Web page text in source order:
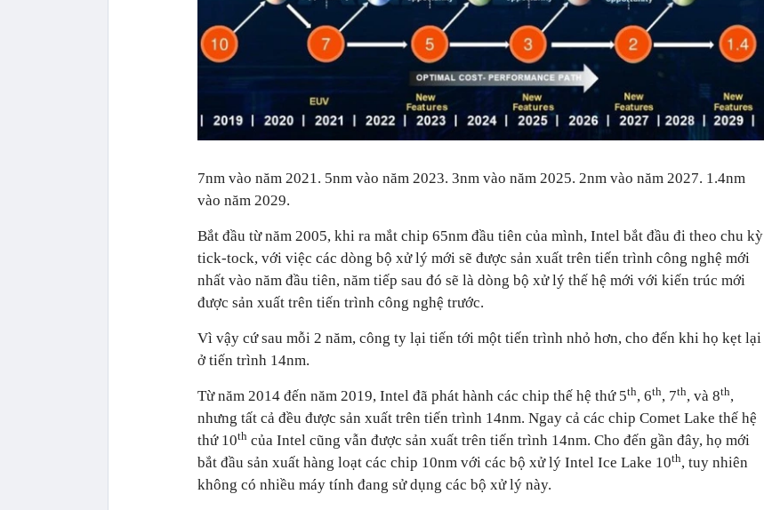
7nm vào năm 2021. 5nm vào năm 2023. 3nm vào năm 2025. 2nm vào năm 2027. 1.4nm
vào năm 2029.
Bắt đầu từ năm 2005, khi ra mắt chip 65nm đầu tiên của mình, Intel bắt đầu đi theo chu kỳ
tick-tock, với việc các dòng bộ xử lý mới sẽ được sản xuất trên tiến trình công nghệ mới
nhất vào năm đầu tiên, năm tiếp sau đó sẽ là dòng bộ xử lý thế hệ mới với kiến trúc mới
được sản xuất trên tiến trình công nghệ trước.
Vì vậy cứ sau mỗi 2 năm, công ty lại tiến tới một tiến trình nhỏ hơn, cho đến khi họ kẹt lại
ở tiến trình 14nm.
Từ năm 2014 đến năm 2019, Intel đã phát hành các chip thế hệ thứ 5th, 6th, 7th, và 8th,
nhưng tất cả đều được sản xuất trên tiến trình 14nm. Ngay cả các chip Comet Lake thế hệ
thứ 10th của Intel cũng vẫn được sản xuất trên tiến trình 14nm. Cho đến gần đây, họ mới
bắt đầu sản xuất hàng loạt các chip 10nm với các bộ xử lý Intel Ice Lake 10th, tuy nhiên
không có nhiều máy tính đang sử dụng các bộ xử lý này.